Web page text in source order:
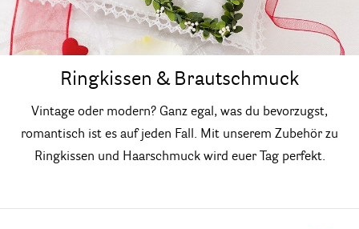
Ringkissen & Brautschmuck
Vintage oder modern? Ganz egal, was du bevorzugst,
romantisch ist es auf jeden Fall. Mit unserem Zubehör zu
Ringkissen und Haarschmuck wird euer Tag perfekt.